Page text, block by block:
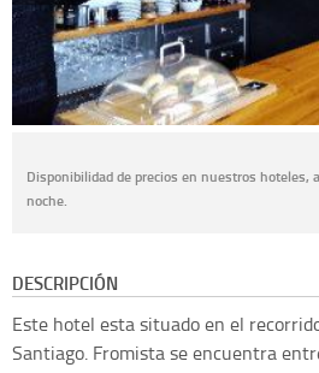
Disponibilidad de precios en nuestros hoteles,
noche.
DESCRIPCIÓN
Este hotel esta situado en el
Santiago. Fromista se encuentra